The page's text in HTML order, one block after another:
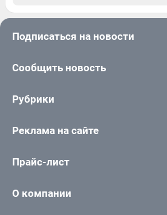
Подписаться на новости
Сообщить новость
Рубрики
Реклама на сайте
Прайс-лист
О компании